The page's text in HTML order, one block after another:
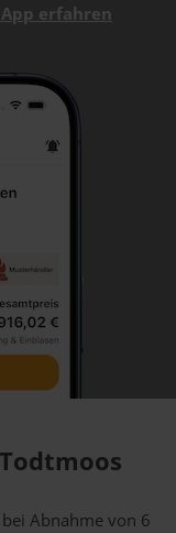
erfahren
Abnahmevon 6